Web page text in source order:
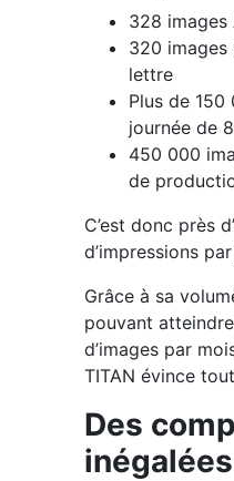
328 images
320 images
lettre
Plus de
journée de
450 000
de
C’est donc près
d’impressions
Grâce à sa
pouvant
d’images par
TITAN évince
Des
inégalées